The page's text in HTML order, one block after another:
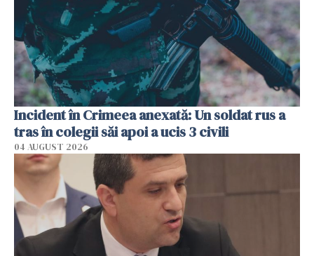
Incident în Crimeea anexată: Un soldat rus a
tras în colegii săi apoi a ucis 3 civili
04 AUGUST 2026